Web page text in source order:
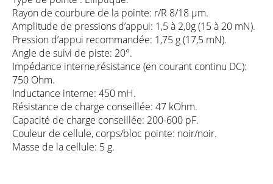
Rayon de courbure de la pointe: r/R 8/18 µm.
Amplitude de pressions d’appui: 1,5 à 2,0g (15 à 20 mN).
Pression d’appui recommandée: 1,75 g (17,5 mN).
Angle de suivi de piste: 20°.
Impédance interne,résistance (en courant continu DC):
750 Ohm.
Inductance interne: 450 mH.
Résistance de charge conseillée: 47 kOhm.
Capacité de charge conseillée: 200-600 pF.
Couleur de cellule, corps/bloc pointe: noir/noir.
Masse de la cellule: 5 g.